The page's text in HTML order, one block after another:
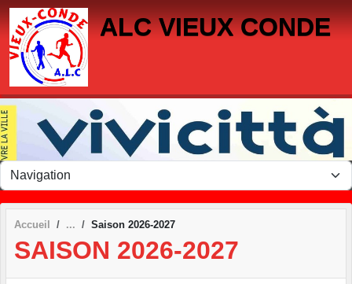
ALC VIEUX CONDE
Accueil Saison 2026-2027
SAISON 2026-2027
Panneau de gestion des cookies